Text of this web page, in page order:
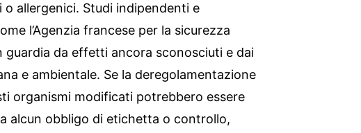
allergenici. Studi indipendenti e
l’Agenzia francese per la sicurezza
guardia da effetti ancora sconosciuti e dai
e ambientale. Se la deregolamentazione
organismi modificati potrebbero essere
alcun obbligo di etichetta o controllo,